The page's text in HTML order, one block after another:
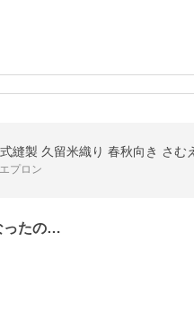
縫製 久留米織り 春秋向き さむ
プロン
ったの…